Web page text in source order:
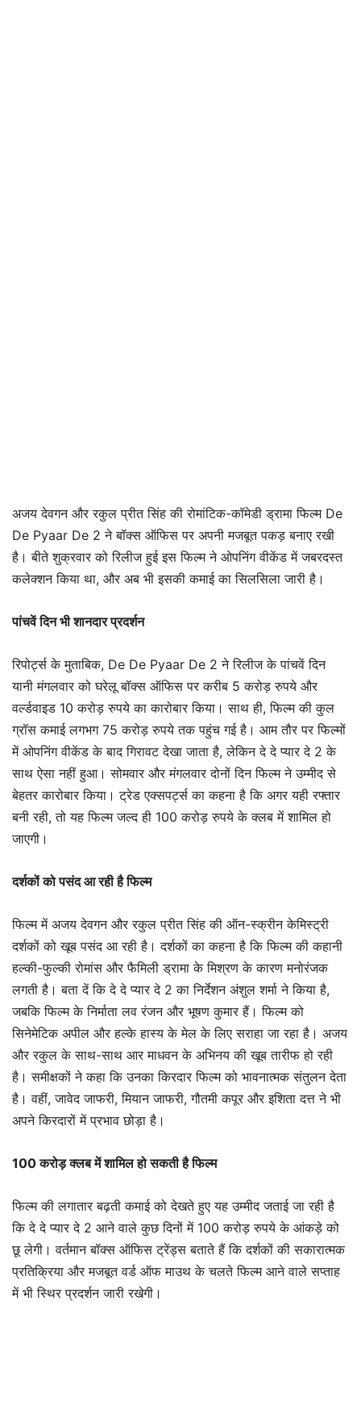
अजय देवगन और रकुल प्रीत सिंह की रोमांटिक-कॉमेडी ड्रामा फिल्म De
De Pyaar De 2 ने बॉक्स ऑफिस पर अपनी मजबूत पकड़ बनाए रखी
है। बीते शुक्रवार को रिलीज हुई इस फिल्म ने ओपनिंग वीकेंड में जबरदस्त
कलेक्शन किया था, और अब भी इसकी कमाई का सिलसिला जारी है।
पांचवें दिन भी शानदार प्रदर्शन
रिपोर्ट्स के मुताबिक, De De Pyaar De 2 ने रिलीज के पांचवें दिन
यानी मंगलवार को घरेलू बॉक्स ऑफिस पर करीब 5 करोड़ रुपये और
वर्ल्डवाइड 10 करोड़ रुपये का कारोबार किया। साथ ही, फिल्म की कुल
ग्रॉस कमाई लगभग 75 करोड़ रुपये तक पहुंच गई है। आम तौर पर फिल्मों
में ओपनिंग वीकेंड के बाद गिरावट देखा जाता है, लेकिन दे दे प्यार दे 2 के
साथ ऐसा नहीं हुआ। सोमवार और मंगलवार दोनों दिन फिल्म ने उम्मीद से
बेहतर कारोबार किया। ट्रेड एक्सपर्ट्स का कहना है कि अगर यही रफ्तार
बनी रही, तो यह फिल्म जल्द ही 100 करोड़ रुपये के क्लब में शामिल हो
जाएगी।
दर्शकों को पसंद आ रही है फिल्म
फिल्म में अजय देवगन और रकुल प्रीत सिंह की ऑन-स्क्रीन केमिस्ट्री
दर्शकों को खूब पसंद आ रही है। दर्शकों का कहना है कि फिल्म की कहानी
हल्की-फुल्की रोमांस और फैमिली ड्रामा के मिश्रण के कारण मनोरंजक
लगती है। बता दें कि दे दे प्यार दे 2 का निर्देशन अंशुल शर्मा ने किया है,
जबकि फिल्म के निर्माता लव रंजन और भूषण कुमार हैं। फिल्म को
सिनेमेटिक अपील और हल्के हास्य के मेल के लिए सराहा जा रहा है। अजय
और रकुल के साथ-साथ आर माधवन के अभिनय की खूब तारीफ हो रही
है। समीक्षकों ने कहा कि उनका किरदार फिल्म को भावनात्मक संतुलन देता
है। वहीं, जावेद जाफरी, मियान जाफरी, गौतमी कपूर और इशिता दत्त ने भी
अपने किरदारों में प्रभाव छोड़ा है।
100 करोड़ क्लब में शामिल हो सकती है फिल्म
फिल्म की लगातार बढ़ती कमाई को देखते हुए यह उम्मीद जताई जा रही है
कि दे दे प्यार दे 2 आने वाले कुछ दिनों में 100 करोड़ रुपये के आंकड़े को
छू लेगी। वर्तमान बॉक्स ऑफिस ट्रेंड्स बताते हैं कि दर्शकों की सकारात्मक
प्रतिक्रिया और मजबूत वर्ड ऑफ माउथ के चलते फिल्म आने वाले सप्ताह
में भी स्थिर प्रदर्शन जारी रखेगी।